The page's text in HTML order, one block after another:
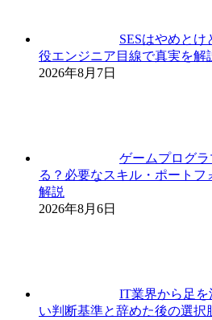
SESはやめと
役エンジニア目線で真実を解
2026年8月7日
ゲームプログ
る？必要なスキル・ポート
解説
2026年8月6日
IT業界から足
い判断基準と辞めた後の選択